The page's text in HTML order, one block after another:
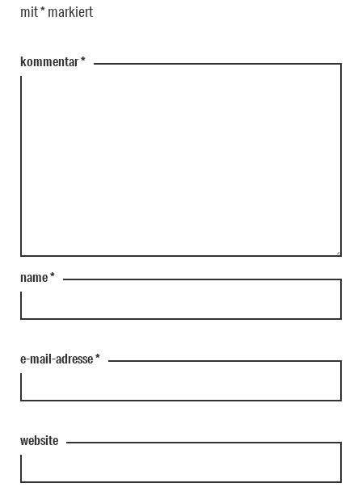
mit*markiert
kommentar*
name*
e-mail-adresse*
website